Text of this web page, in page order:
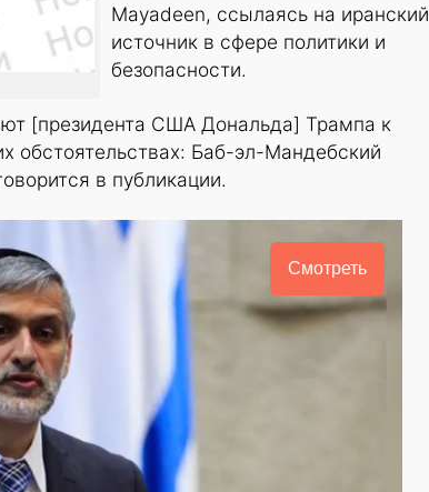
Mayadeen, ссылаясь на иранский
источник в сфере политики и
безопасности.
[президента США Дональда] Трампа к
обстоятельствах: Баб-эл-Мандебский
в публикации.
Смотреть